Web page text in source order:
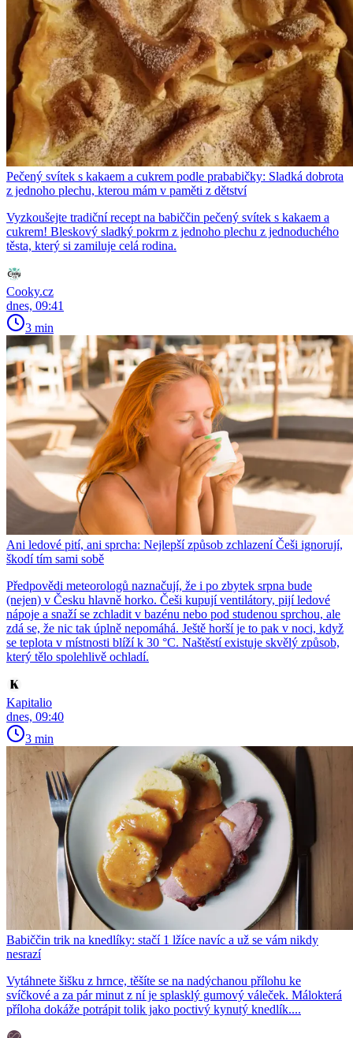
Pečený svítek s kakaem a cukrem podle prababičky: Sladká dobrota
z jednoho plechu, kterou mám v paměti z dětství
Vyzkoušejte tradiční recept na babiččin pečený svítek s kakaem a
cukrem! Bleskový sladký pokrm z jednoho plechu z jednoduchého
těsta, který si zamiluje celá rodina.
Cooky.cz
dnes, 09:41
3 min
Ani ledové pití, ani sprcha: Nejlepší způsob zchlazení Češi ignorují,
škodí tím sami sobě
Předpovědi meteorologů naznačují, že i po zbytek srpna bude
(nejen) v Česku hlavně horko. Češi kupují ventilátory, pijí ledové
nápoje a snaží se zchladit v bazénu nebo pod studenou sprchou, ale
zdá se, že nic tak úplně nepomáhá. Ještě horší je to pak v noci, když
se teplota v místnosti blíží k 30 °C. Naštěstí existuje skvělý způsob,
který tělo spolehlivě ochladí.
Kapitalio
dnes, 09:40
3 min
Babiččin trik na knedlíky: stačí 1 lžíce navíc a už se vám nikdy
nesrazí
Vytáhnete šišku z hrnce, těšíte se na nadýchanou přílohu ke
svíčkové a za pár minut z ní je splasklý gumový váleček. Málokterá
příloha dokáže potrápit tolik jako poctivý kynutý knedlík....